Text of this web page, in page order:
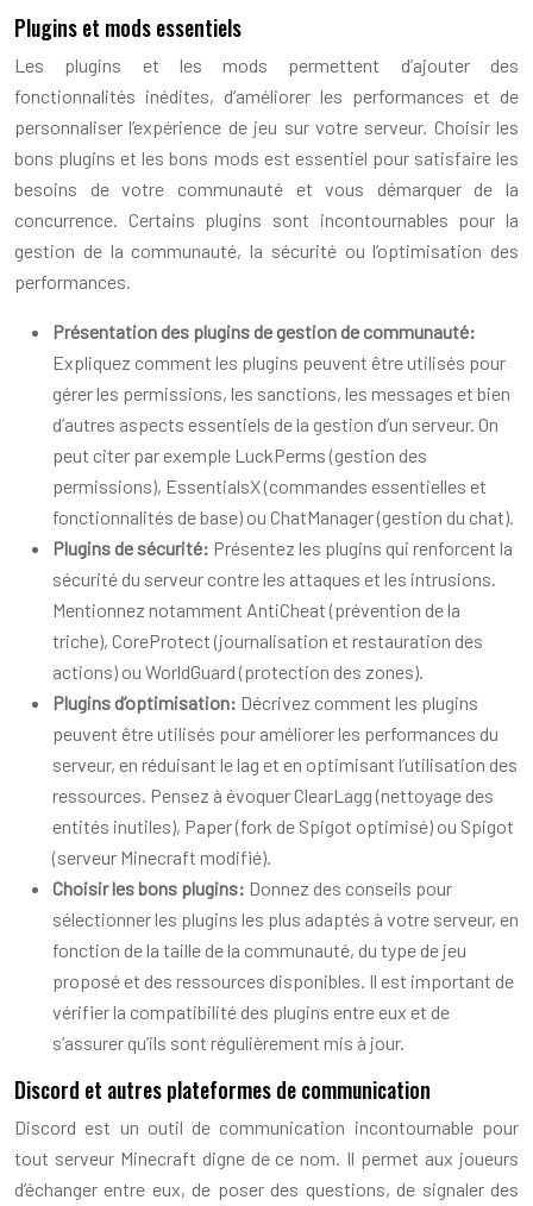
Plugins et mods essentiels
Les plugins et les mods permettent d’ajouter des
fonctionnalités inédites, d’améliorer les performances et de
personnaliser l’expérience de jeu sur votre serveur. Choisir les
bons plugins et les bons mods est essentiel pour satisfaire les
besoins de votre communauté et vous démarquer de la
concurrence. Certains plugins sont incontournables pour la
gestion de la communauté, la sécurité ou l’optimisation des
performances.
Présentation des plugins de gestion de communauté:
Expliquez comment les plugins peuvent être utilisés pour
gérer les permissions, les sanctions, les messages et bien
d’autres aspects essentiels de la gestion d’un serveur. On
peut citer par exemple LuckPerms (gestion des
permissions), EssentialsX (commandes essentielles et
fonctionnalités de base) ou ChatManager (gestion du chat).
Plugins de sécurité: Présentez les plugins qui renforcent la
sécurité du serveur contre les attaques et les intrusions.
Mentionnez notamment AntiCheat (prévention de la
triche), CoreProtect (journalisation et restauration des
actions) ou WorldGuard (protection des zones).
Plugins d’optimisation: Décrivez comment les plugins
peuvent être utilisés pour améliorer les performances du
serveur, en réduisant le lag et en optimisant l’utilisation des
ressources. Pensez à évoquer ClearLagg (nettoyage des
entités inutiles), Paper (fork de Spigot optimisé) ou Spigot
(serveur Minecraft modifié).
Choisir les bons plugins: Donnez des conseils pour
sélectionner les plugins les plus adaptés à votre serveur, en
fonction de la taille de la communauté, du type de jeu
proposé et des ressources disponibles. Il est important de
vérifier la compatibilité des plugins entre eux et de
s’assurer qu’ils sont régulièrement mis à jour.
Discord et autres plateformes de communication
Discord est un outil de communication incontournable pour
tout serveur Minecraft digne de ce nom. Il permet aux joueurs
d’échanger entre eux, de poser des questions, de signaler des